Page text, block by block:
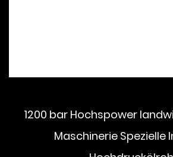
1200 bar Hochspower
Maschinerie Spezielle